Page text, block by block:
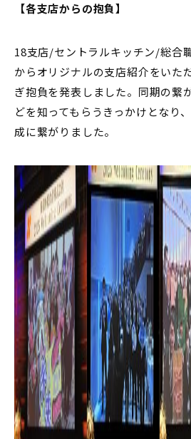
【各支店からの抱負】
18支店/セントラルキッチン/総合
からオリジナルの支店紹介をいた
ぎ抱負を発表しました。同期の繋
どを知ってもらうきっかけとなり
成に繋がりました。